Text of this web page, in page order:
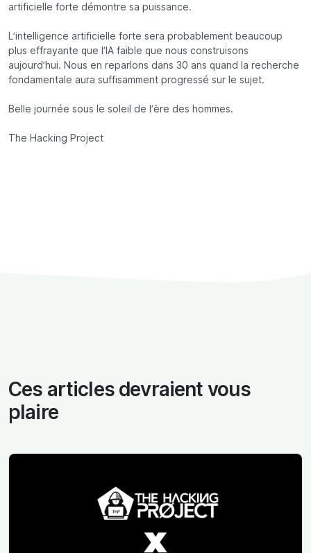
artificielle forte démontre sa puissance.
L’intelligence artificielle forte sera probablement beaucoup
plus effrayante que l’IA faible que nous construisons
aujourd’hui. Nous en reparlons dans 30 ans quand la recherche
fondamentale aura suffisamment progressé sur le sujet.
Belle journée sous le soleil de l’ère des hommes.
The Hacking Project
Ces articles devraient vous
plaire